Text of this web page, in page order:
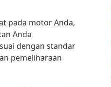
pada motor Anda,
Anda
dengan standar
pemeliharaan